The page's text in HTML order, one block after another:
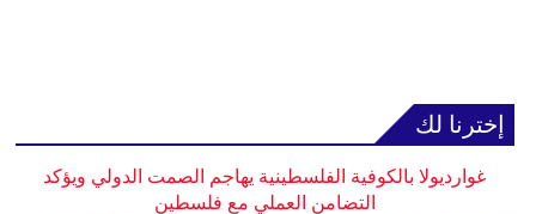
إخترنا لك
غوارديولا بالكوفية الفلسطينية يهاجم الصمت الدولي ويؤكد
التضامن العملي مع فلسطين